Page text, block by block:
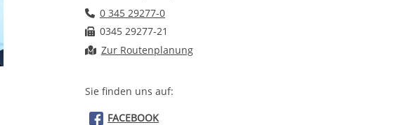
Telefonnummer
0 345 29277-0
Faxnummer
0345 29277-21
Route planen
Zur Routenplanung
Sie finden uns auf:
FACEBOOK